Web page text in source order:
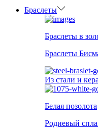
Браслеты
Браслеты в
Браслеты
Из стали и
Белая позолота
Родиевый